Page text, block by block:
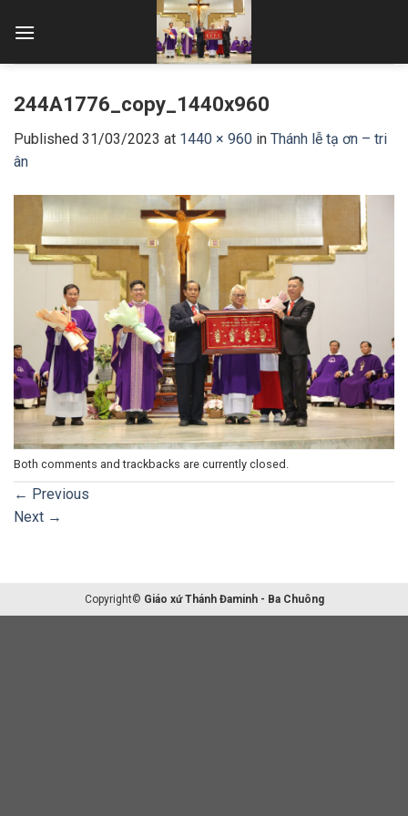
244A1776_copy_1440x960
Published 31/03/2023 at 1440 × 960 in Thánh lễ tạ ơn – tri
ân
Both comments and trackbacks are currently closed.
← Previous
Next →
Copyright© Giáo xứ Thánh Đaminh - Ba Chuông